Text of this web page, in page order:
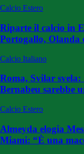
Calcio Estero
Riparte il calcio in
Portogallo, Olanda
Calcio Italiano
Roma, Svilar
Bernabeu sarebbe
Calcio Estero
Almeyda elogia
Miami: “È una